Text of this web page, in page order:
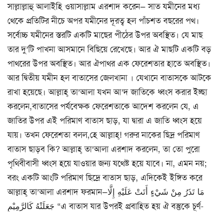
সাল্লাল্লাহু আলাইহি ওয়াসাল্লাম এরশাদ করেন— সাত যমীনের মধ্য
থেকে প্রতিটির নীচে অপর যমীনের দূরত্ব হল পাঁচশত বছরের পথ।
সর্বোচ্চ যমীনের স্তরটি একটি মাছের পীঠের উপর অবস্থিত। যে মাছ
তার দু’টি পাখনা আসমানে বিছিয়ে রেখেছে। আর ঐ মাছটি একটি বড়
পাথরের উপর অবস্থিত। আর ঐপাথর এক ফেরেশতার হাতে অবস্থিত।
আর দ্বিতীয় যমীন হল বাতাসের জেলখানা । যেখানে বাতাসকে আটকে
রাখা হয়েছে। আল্লাহ্ তা’আলা যখন আ’দ জাতিকে ধ্বংস করার ইচ্ছা
করলেন,বাতাসের পর্যবেক্ষক ফেরেশতাকে আদেশ করলেন যে, এ
জাতির উপর এই পরিমাণ বাতাস ছাড়, যা দ্বারা এ জাতি ধ্বংস হয়ে
যায়। তখন ফেরেশতা বলল,হে আল্লাহ্! গরুর নাকের ছিদ্র পরিমাণ
বাতাস ছাড়ব কি? আল্লাহ্ তা’আলা এরশাদ করলেন, তা তো পুরো
পৃথিবীবাসী ধ্বংস হয়ে যাওয়ার জন্য যথেষ্ট হয়ে যাবে। না, এমন নয়;
বরং একটি আংটি পরিমাণ ছিদ্রে বাতাস ছাড়, এদিকেই ইঙ্গিত করে
আল্লাহ্ তা’আলা এরশাদ ফরমান—مَا تَذَرُ مِنْ شَيْءٍ أَتَتْ عَلَيْهِ إِلَّا
جَعَلَتْهُ كَالرَّمِيْمِ “এ বাতাস যার উপরই প্রবাহিত হয় ঐ বস্তুকে চূর্ণ-